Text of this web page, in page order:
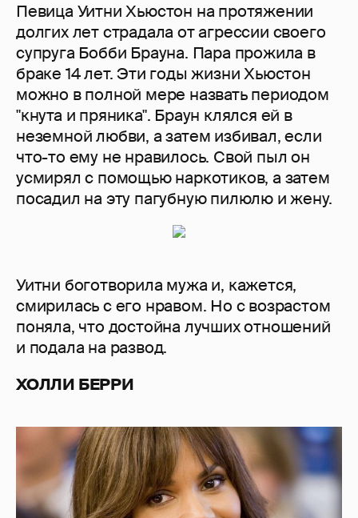
Певица Уитни Хьюстон на протяжении
долгих лет страдала от агрессии своего
супруга Бобби Брауна. Пара прожила в
браке 14 лет. Эти годы жизни Хьюстон
можно в полной мере назвать периодом
"кнута и пряника". Браун клялся ей в
неземной любви, а затем избивал, если
что-то ему не нравилось. Свой пыл он
усмирял с помощью наркотиков, а затем
посадил на эту пагубную пилюлю и жену.
Уитни боготворила мужа и, кажется,
смирилась с его нравом. Но с возрастом
поняла, что достойна лучших отношений
и подала на развод.
ХОЛЛИ БЕРРИ